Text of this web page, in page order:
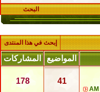
البحث
إبحث في هذا المنتدى
المواضيع المشاركات
41
178